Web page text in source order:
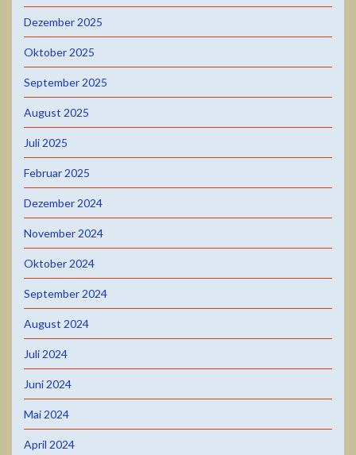
Dezember 2025
Oktober 2025
September 2025
August 2025
Juli 2025
Februar 2025
Dezember 2024
November 2024
Oktober 2024
September 2024
August 2024
Juli 2024
Juni 2024
Mai 2024
April 2024